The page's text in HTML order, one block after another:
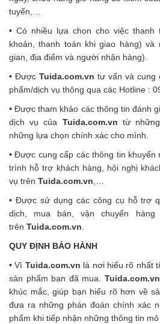
tuyến,…
• Có nhiều lựa chọn cho việc thanh
khoản, thanh toán khi giao hàng)
gian, địa điểm và người nhận hàng).
• Được Tuida.com.vn tư vấn và cung
phẩm/dịch vụ thông qua các Hotline :
•Được tham khảo các thông tin đánh
dịch vụ của Tuida.com.vn từ
những lựa chọn chính xác cho mình.
•Được cung cấp các thông tin khuyến
trình hỗ trợ khách hàng, hội nghị
vụ trên Tuida.com.vn
• Được sử dụng các công cụ hỗ trợ
dịch, mua bán, vận chuyển
trên Tuida.com.vn
QUY ĐỊNH BẢO HÀNH
•Vì Tuida.com.vn là nơi hiểu rõ nhất
sản phẩm bạn đã mua. Tuida.com.vn
khúc mắc, giúp bạn hiểu rõ hơn về
đưa ra những phán đoán chính xác
phẩm khi tiếp nhận những thông tin mô